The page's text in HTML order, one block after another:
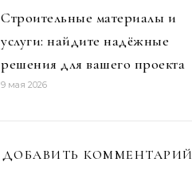
Строительные материалы и
услуги: найдите надёжные
решения для вашего проекта
9 мая 2026
ДОБАВИТЬ КОММЕНТАРИЙ